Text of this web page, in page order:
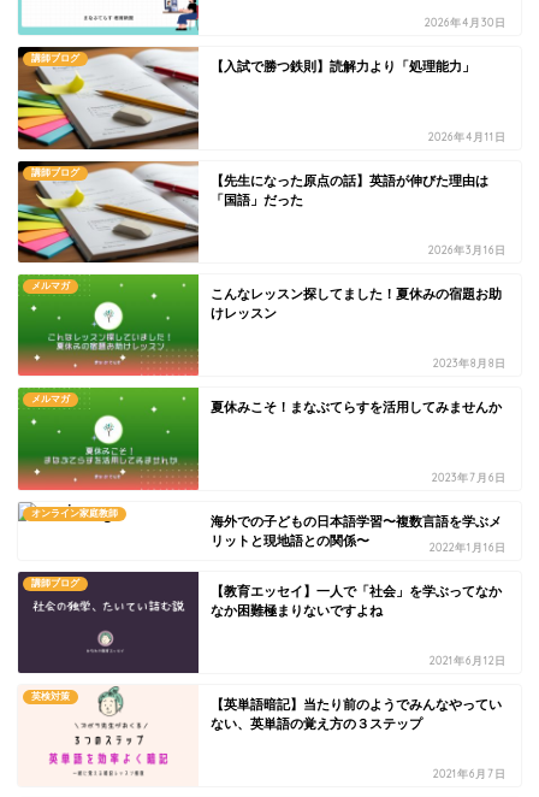
2026年4月30日
講師ブログ
【入試で勝つ鉄則】読解力より「処理能力」
2026年4月11日
講師ブログ
【先生になった原点の話】英語が伸びた理由は
「国語」だった
2026年3月16日
メルマガ
こんなレッスン探してました！夏休みの宿題お助
けレッスン
2023年8月8日
メルマガ
夏休みこそ！まなぶてらすを活用してみませんか
2023年7月6日
オンライン家庭教師
海外での子どもの日本語学習〜複数言語を学ぶメ
リットと現地語との関係〜
2022年1月16日
講師ブログ
【教育エッセイ】一人で「社会」を学ぶってなか
なか困難極まりないですよね
2021年6月12日
英検対策
【英単語暗記】当たり前のようでみんなやってい
ない、英単語の覚え方の３ステップ
2021年6月7日